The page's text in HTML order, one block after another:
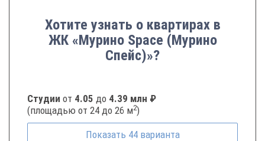
Хотите узнать о квартирах в
ЖК «Мурино Space (Мурино
Спейс)»?
Студии от 4.05 до 4.39 млн ₽
(площадью от 24 до 26 м2)
Показать 44 варианта